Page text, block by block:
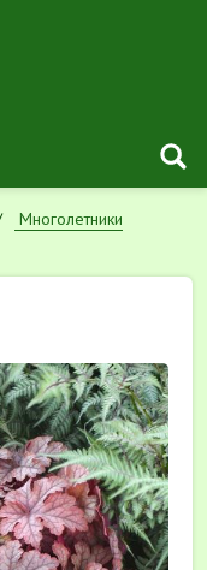
Многолетники